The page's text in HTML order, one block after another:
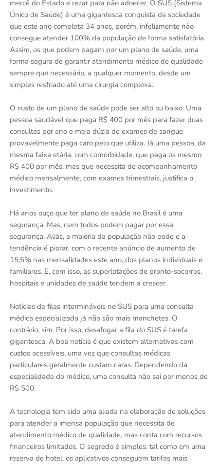
mercê do Estado e rezar para não adoecer. O SUS (Sistema
Único de Saúde) é uma gigantesca conquista da sociedade
que este ano completa 34 anos, porém, infelizmente não
consegue atender 100% da população de forma satisfatória.
Assim, os que podem pagam por um plano de saúde, uma
forma segura de garantir atendimento médico de qualidade
sempre que necessário, a qualquer momento, desde um
simples resfriado até uma cirurgia complexa.
O custo de um plano de saúde pode ser alto ou baixo. Uma
pessoa saudável que paga R$ 400 por mês para fazer duas
consultas por ano e meia dúzia de exames de sangue
provavelmente paga caro pelo que utiliza. Já uma pessoa, da
mesma faixa etária, com comorbidade, que paga os mesmo
R$ 400 por mês, mas que necessita de acompanhamento
médico mensalmente, com exames trimestrais, justifica o
investimento.
Há anos ouço que ter plano de saúde no Brasil é uma
segurança. Mas, nem todos podem pagar por essa
segurança. Aliás, a maioria da população não pode e a
tendência é piorar, com o recente anúncio de aumento de
15,5% nas mensalidades este ano, dos planos individuais e
familiares. E, com isso, as superlotações de pronto-socorros,
hospitais e unidades de saúde tendem a crescer.
Notícias de filas intermináveis no SUS para uma consulta
médica especializada já não são mais manchetes. O
contrário, sim. Por isso, desafogar a fila do SUS é tarefa
gigantesca. A boa notícia é que existem alternativas com
custos acessíveis, uma vez que consultas médicas
particulares geralmente custam caras. Dependendo da
especialidade do médico, uma consulta não sai por menos de
R$ 500.
A tecnologia tem sido uma aliada na elaboração de soluções
para atender a imensa população que necessita de
atendimento médico de qualidade, mas conta com recursos
financeiros limitados. O segredo é simples: tal como em uma
reserva de hotel, os aplicativos conseguem tarifas mais